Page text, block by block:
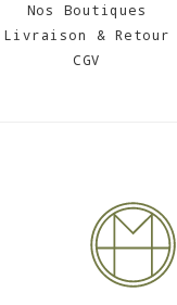
Nos Boutiques
Livraison & Retour
CGV